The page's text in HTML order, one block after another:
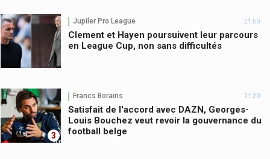
Jupiler Pro League 21:50
Clement et Hayen poursuivent leur parcours
en League Cup, non sans difficultés
3
Francs Borains 21:20
Satisfait de l'accord avec DAZN, Georges-
Louis Bouchez veut revoir la gouvernance du
football belge